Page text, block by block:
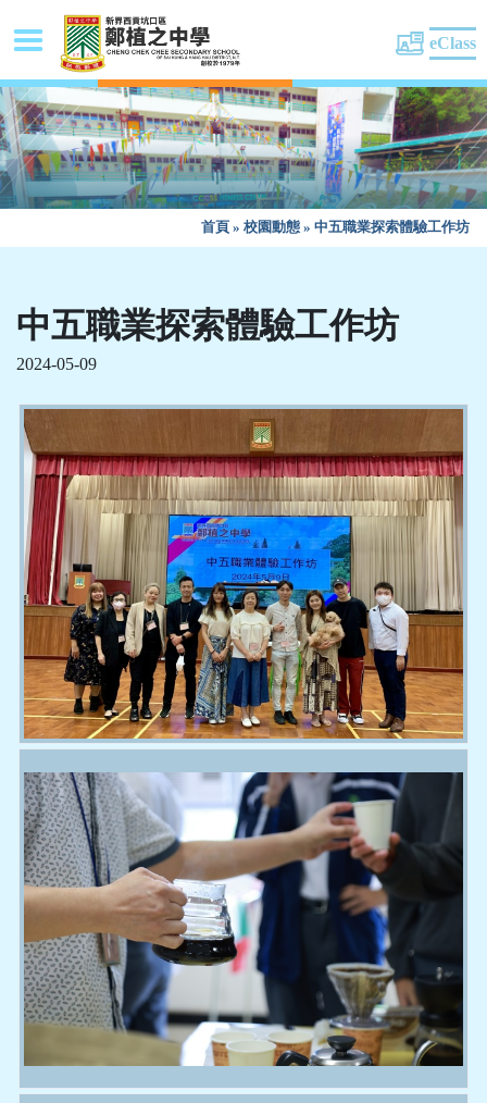
eClass
首頁 » 校園動態 » 中五職業探索體驗工作坊
中五職業探索體驗工作坊
2024-05-09